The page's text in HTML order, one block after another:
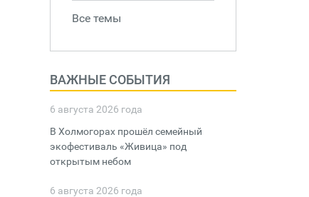
Все темы
ВАЖНЫЕ СОБЫТИЯ
6 августа 2026 года
В Холмогорах прошёл семейный
экофестиваль «Живица» под
открытым небом
6 августа 2026 года